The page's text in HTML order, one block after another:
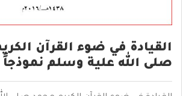
القيادة في ضوء القرآن
صلى الله علية وسلم نموذجاً